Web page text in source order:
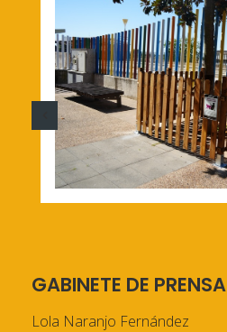
GABINETE DE PRENSA
Lola Naranjo Fernández